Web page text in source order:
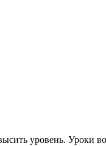
уровень. Уроки